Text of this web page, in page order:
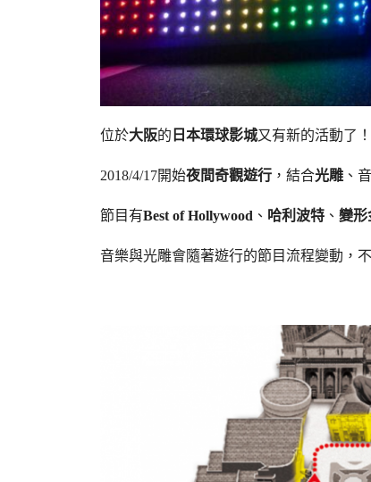
位於大阪的 日本環球影城又有新的活動了！
2018/4/17開始夜間奇觀遊行 ，結合光雕 、
節目有Best of Hollywood 、 哈利波特 、 變形
音樂與光雕會隨著遊行的節目流程變動，